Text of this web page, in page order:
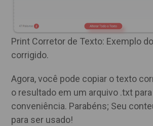
Print Corretor de Texto: Exemplo
corrigido.
Agora, você pode copiar o texto
o resultado em um arquivo .txt
conveniência. Parabéns; Seu
para ser usado!